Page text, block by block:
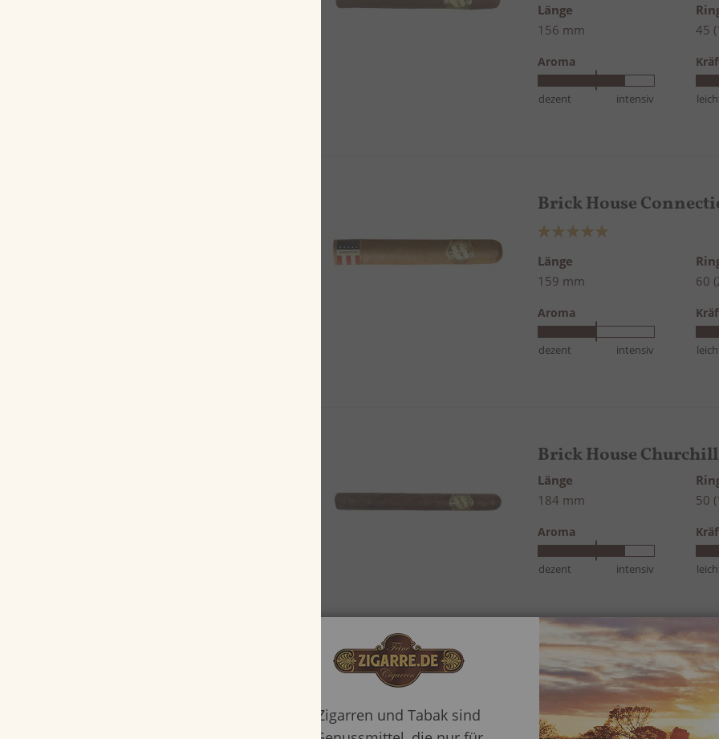
Länge
156 mm
45
Aroma
dezent intensiv
Brick House
Bewertung:
Länge
159 mm
60
Aroma
dezent intensiv
Brick House Churchill
Länge
184 mm
50
Aroma
dezent intensiv
Brick House Toro
70%
Länge
Zigarren und Tabak sind